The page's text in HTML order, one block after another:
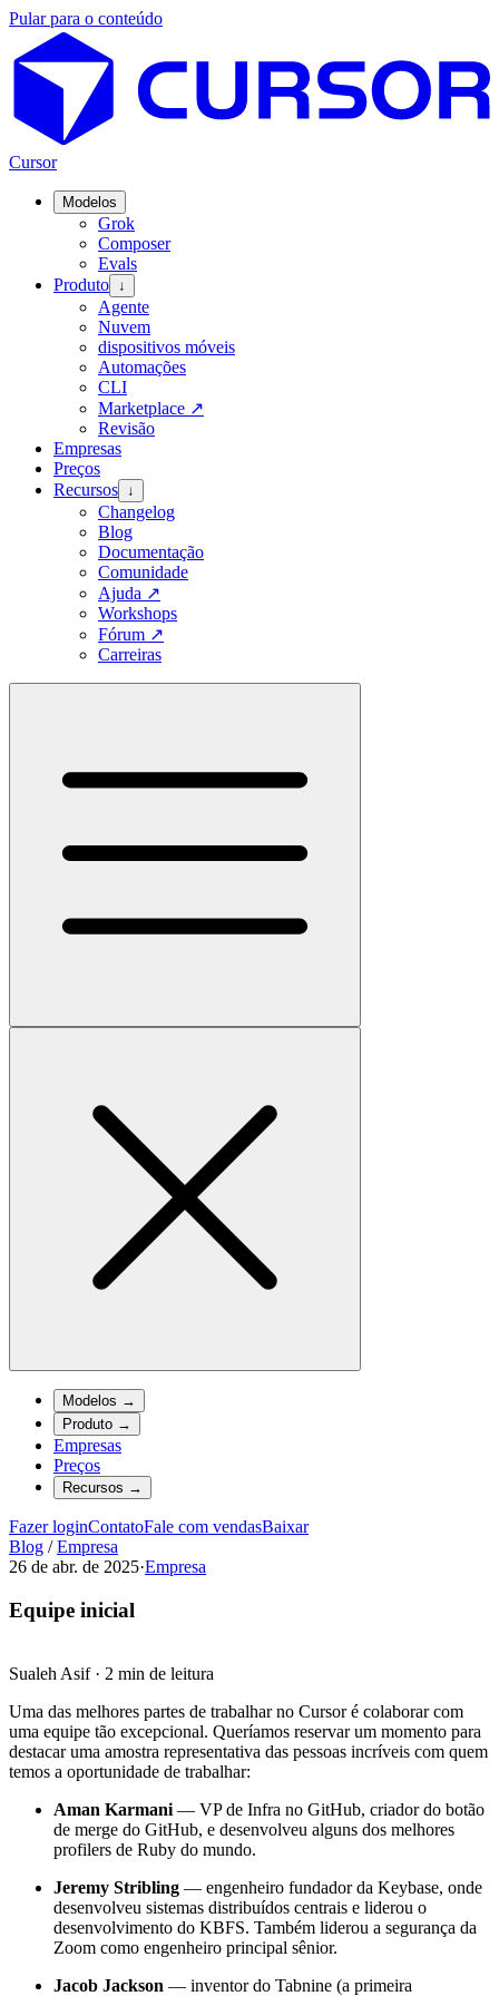
Pular para o conteúdo
Cursor
Modelos
Grok
Composer
Evals
Produto ↓
Agente
Nuvem
dispositivos móveis
Automações
CLI
Marketplace ↗
Revisão
Empresas
Preços
Recursos ↓
Changelog
Blog
Documentação
Comunidade
Ajuda ↗
Workshops
Fórum ↗
Carreiras
Modelos →
Produto →
Empresas
Preços
Recursos →
Fazer loginContatoFale com vendasBaixar
Blog / Empresa
26 de abr. de 2025·Empresa
Equipe inicial
Sualeh Asif· 2 min de leitura
Uma das melhores partes de trabalhar no Cursor é colaborar com
uma equipe tão excepcional. Queríamos reservar um momento para
destacar uma amostra representativa das pessoas incríveis com quem
temos a oportunidade de trabalhar:
Aman Karmani — VP de Infra no GitHub, criador do botão
de merge do GitHub, e desenvolveu alguns dos melhores
profilers de Ruby do mundo.
Jeremy Stribling — engenheiro fundador da Keybase, onde
desenvolveu sistemas distribuídos centrais e liderou o
desenvolvimento do KBFS. Também liderou a segurança da
Zoom como engenheiro principal sênior.
Jacob Jackson — inventor do Tabnine (a primeira